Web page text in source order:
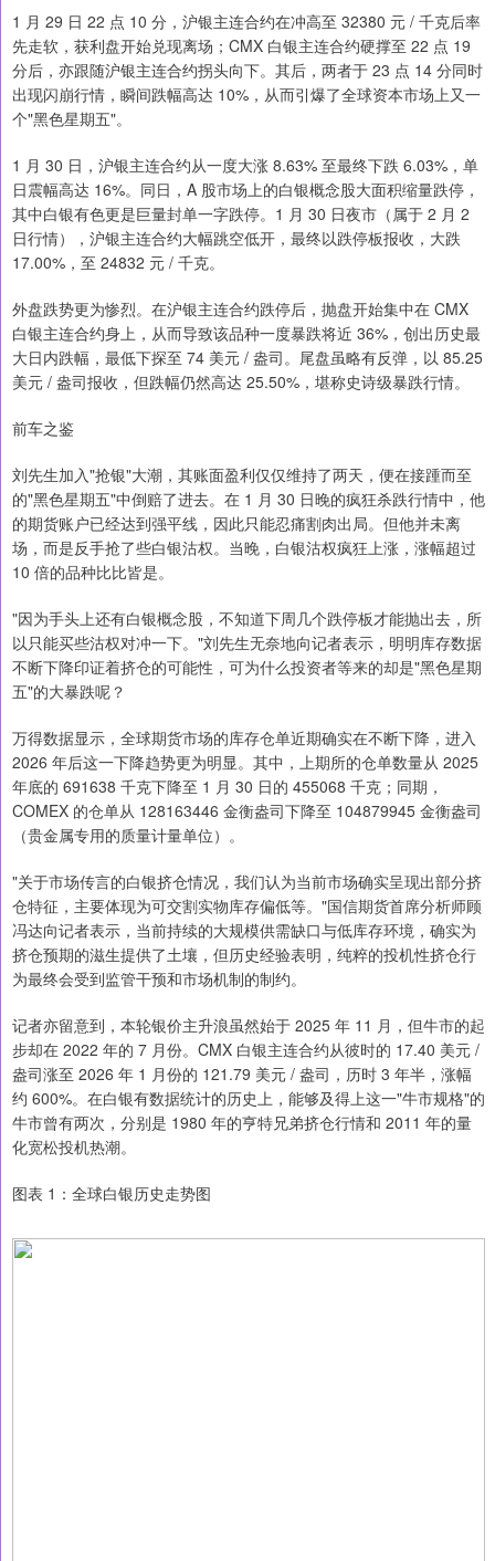
1 月 29 日 22 点 10 分，沪银主连合约在冲高至 32380 元 / 千克后率
先走软，获利盘开始兑现离场；CMX 白银主连合约硬撑至 22 点 19
分后，亦跟随沪银主连合约拐头向下。其后，两者于 23 点 14 分同时
出现闪崩行情，瞬间跌幅高达 10%，从而引爆了全球资本市场上又一
个"黑色星期五"。
1 月 30 日，沪银主连合约从一度大涨 8.63% 至最终下跌 6.03%，单
日震幅高达 16%。同日，A 股市场上的白银概念股大面积缩量跌停，
其中白银有色更是巨量封单一字跌停。1 月 30 日夜市（属于 2 月 2
日行情），沪银主连合约大幅跳空低开，最终以跌停板报收，大跌
17.00%，至 24832 元 / 千克。
外盘跌势更为惨烈。在沪银主连合约跌停后，抛盘开始集中在 CMX
白银主连合约身上，从而导致该品种一度暴跌将近 36%，创出历史最
大日内跌幅，最低下探至 74 美元 / 盎司。尾盘虽略有反弹，以 85.25
美元 / 盎司报收，但跌幅仍然高达 25.50%，堪称史诗级暴跌行情。
前车之鉴
刘先生加入"抢银"大潮，其账面盈利仅仅维持了两天，便在接踵而至
的"黑色星期五"中倒赔了进去。在 1 月 30 日晚的疯狂杀跌行情中，他
的期货账户已经达到强平线，因此只能忍痛割肉出局。但他并未离
场，而是反手抢了些白银沽权。当晚，白银沽权疯狂上涨，涨幅超过
10 倍的品种比比皆是。
"因为手头上还有白银概念股，不知道下周几个跌停板才能抛出去，所
以只能买些沽权对冲一下。"刘先生无奈地向记者表示，明明库存数据
不断下降印证着挤仓的可能性，可为什么投资者等来的却是"黑色星期
五"的大暴跌呢？
万得数据显示，全球期货市场的库存仓单近期确实在不断下降，进入
2026 年后这一下降趋势更为明显。其中，上期所的仓单数量从 2025
年底的 691638 千克下降至 1 月 30 日的 455068 千克；同期，
COMEX 的仓单从 128163446 金衡盎司下降至 104879945 金衡盎司
（贵金属专用的质量计量单位）。
"关于市场传言的白银挤仓情况，我们认为当前市场确实呈现出部分挤
仓特征，主要体现为可交割实物库存偏低等。"国信期货首席分析师顾
冯达向记者表示，当前持续的大规模供需缺口与低库存环境，确实为
挤仓预期的滋生提供了土壤，但历史经验表明，纯粹的投机性挤仓行
为最终会受到监管干预和市场机制的制约。
记者亦留意到，本轮银价主升浪虽然始于 2025 年 11 月，但牛市的起
步却在 2022 年的 7 月份。CMX 白银主连合约从彼时的 17.40 美元 /
盎司涨至 2026 年 1 月份的 121.79 美元 / 盎司，历时 3 年半，涨幅
约 600%。在白银有数据统计的历史上，能够及得上这一"牛市规格"的
牛市曾有两次，分别是 1980 年的亨特兄弟挤仓行情和 2011 年的量
化宽松投机热潮。
图表 1：全球白银历史走势图